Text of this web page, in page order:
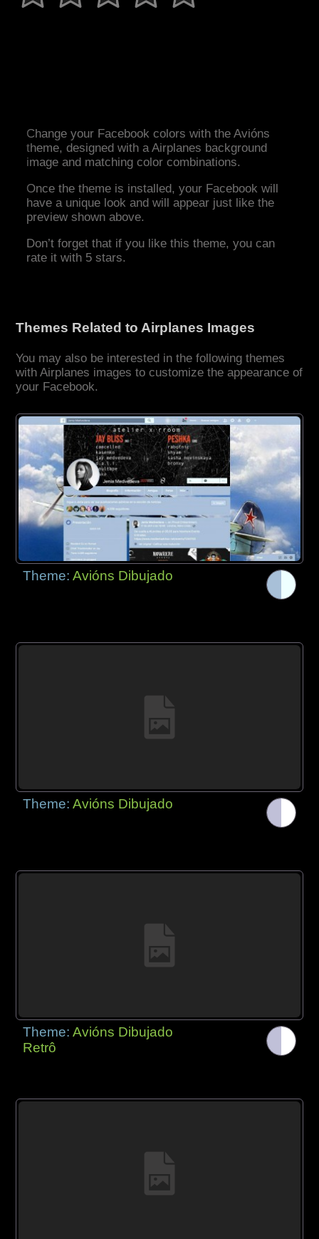
Change your Facebook colors with the Avións
theme, designed with a Airplanes background
image and matching color combinations.
Once the theme is installed, your Facebook will
have a unique look and will appear just like the
preview shown above.
Don’t forget that if you like this theme, you can
rate it with 5 stars.
Themes Related to Airplanes Images
You may also be interested in the following themes
with Airplanes images to customize the appearance of
your Facebook.
Theme:Avións Dibujado
Theme:Avións Dibujado
Theme:Avións Dibujado
Retrô